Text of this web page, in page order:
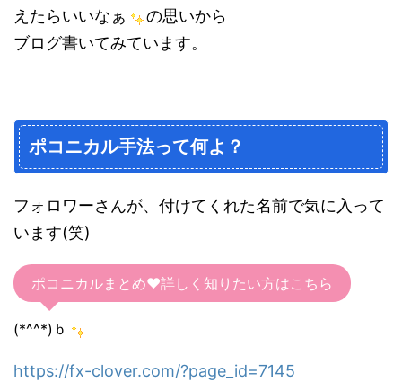
えたらいいなぁ
の思いから
ブログ書いてみています。
ポコニカル手法って何よ？
フォロワーさんが、付けてくれた名前で気に入って
います(笑)
ポコニカルまとめ♥詳しく知りたい方はこちら
(*^^*)ｂ
https://fx-clover.com/?page_id=7145